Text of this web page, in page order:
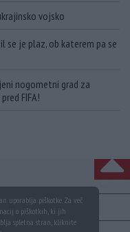
vojsko
se je plaz, ob katerem pa se
nogometni grad za
FIFA!
NA VRH
uporablja piškotke. Za več
o piškotkih, ki jih
spletna stran, kliknite